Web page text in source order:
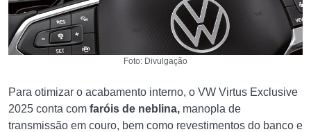
Foto: Divulgação
Para otimizar o acabamento interno, o VW Virtus Exclusive
2025 conta com faróis de neblina, manopla de
transmissão em couro, bem como revestimentos do banco e